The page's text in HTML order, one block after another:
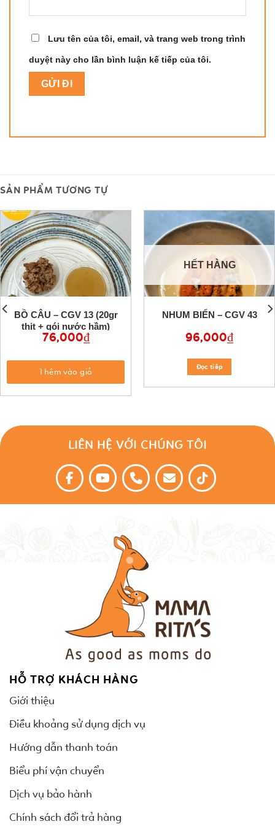
Lưu tên của tôi, email, và trang web trong trình
duyệt này cho lần bình luận kế tiếp của tôi.
SẢN PHẨM TƯƠNG TỰ
BỒ CÂU – CGV 13 (20gr
thịt + gói nước hầm)
76,000₫
Thêm vào giỏ
HẾT HÀNG
NHUM BIỂN – CGV 43
96,000₫
Đọc tiêp
LIÊN HỆ VỚI CHÚNG TÔI
HỖ TRỢ KHÁCH HÀNG
Giới thiệu
Điều khoảng sử dụng dịch vụ
Hướng dẫn thanh toán
Biểu phí vận chuyển
Dịch vụ bảo hành
Chính sách đổi trả hàng